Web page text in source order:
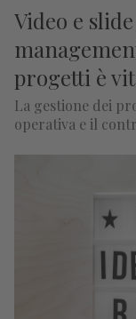
Video e
progetti è
La gestione dei
operativa e il